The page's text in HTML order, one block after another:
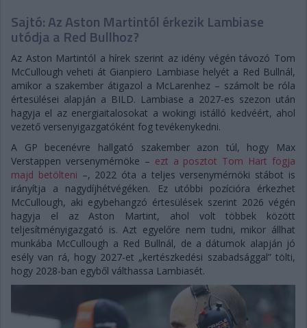
Sajtó: Az Aston Martintól érkezik Lambiase
utódja a Red Bullhoz?
Az Aston Martintól a hírek szerint az idény végén távozó Tom
McCullough veheti át Gianpiero Lambiase helyét a Red Bullnál,
amikor a szakember átigazol a McLarenhez – számolt be róla
értesülései alapján a BILD. Lambiase a 2027-es szezon után
hagyja el az energiaitalosokat a wokingi istálló kedvéért, ahol
vezető versenyigazgatóként fog tevékenykedni.
A GP becenévre hallgató szakember azon túl, hogy Max
Verstappen versenymérnöke – ezt a posztot Tom Hart fogja
majd betölteni –, 2022 óta a teljes versenymérnöki stábot is
irányítja a nagydíjhétvégéken. Ez utóbbi pozícióra érkezhet
McCullough, aki egybehangzó értesülések szerint 2026 végén
hagyja el az Aston Martint, ahol volt többek között
teljesítményigazgató is. Azt egyelőre nem tudni, mikor állhat
munkába McCullough a Red Bullnál, de a dátumok alapján jó
esély van rá, hogy 2027-et „kertészkedési szabadsággal” tölti,
hogy 2028-ban egyből válthassa Lambiasét.